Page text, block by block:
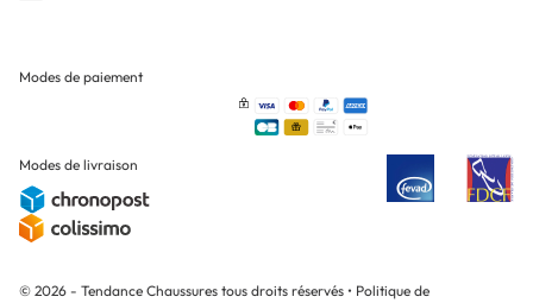
Modes de paiement
Modes de livraison
© 2026 - Tendance Chaussures tous droits réservés • Politique de